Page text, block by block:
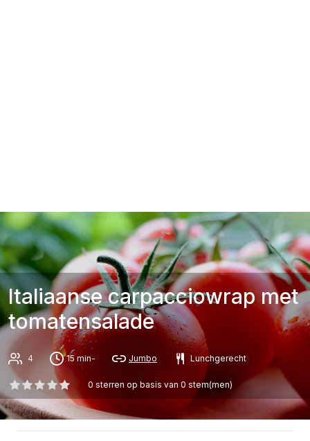
Italiaanse carpacciowrap met
tomatensalade
4 15 min- Jumbo Lunchgerecht
0 sterren op basis van 0 stem(men)